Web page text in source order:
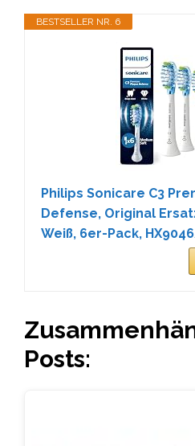
BESTSELLER NR. 6
Philips Sonicare C3
Defense, Original
Weiß, 6er-Pack,
Posts: